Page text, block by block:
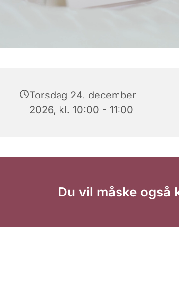
Torsdag 24. december
2026, kl. 10:00 - 11:00
Du vil måske også